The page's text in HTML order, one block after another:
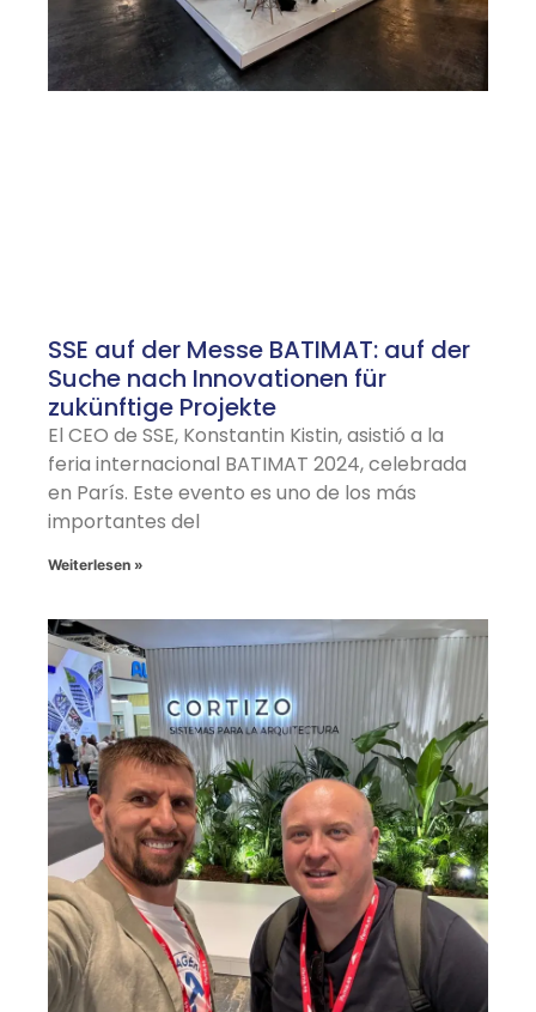
SSE auf der Messe BATIMAT: auf der
Suche nach Innovationen für
zukünftige Projekte
El CEO de SSE, Konstantin Kistin, asistió a la
feria internacional BATIMAT 2024, celebrada
en París. Este evento es uno de los más
importantes del
Weiterlesen »